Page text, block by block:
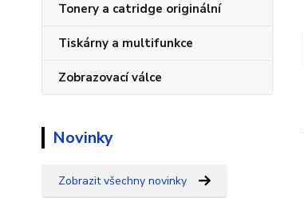
Tonery a catridge originální
Tiskárny a multifunkce
Zobrazovací válce
Novinky
Zobrazit všechny novinky